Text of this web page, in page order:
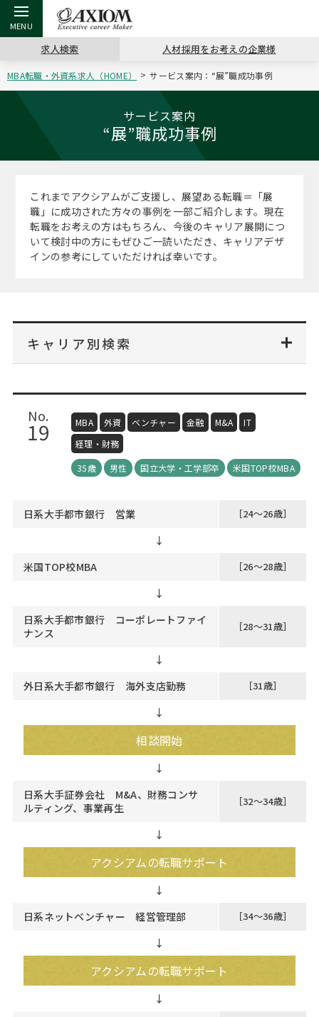
戻る
アクシアムの特長
サービス案内
“展”職
戻る
キャリア支援 TOP
キャリアデザイン講座
（最新求人市場動向）
MBAキ
ステージ別アドバイス
MBAの転職事例
インターン受入企業一覧
年齢と年収の相関図
戻る
転職ツール TOP
英文レジュメの書き方
英文レ
日本語履歴書テンプレート
よくある面接Q&A集
Web面接の準備・注意点
戻る
転職コラム TOP
“展”職相談室
コンサルティングの現場から
転職成功への4つの鍵
注目企業インタビュー
戻る
イベント・セミナー TOP
キャリアデザインセミナー
ジョブフェア
海外セミナー
プロ経営者の特別セミナー
Career Talk Live
MBA NETWORKING
戻る
会社概要 TOP
アクセス
採用情報
ニュースリリース
求人検索 人材採用をお考えの企業様
MBA転職・外資系求人（HOME） サービス案内：“展”職成功事例
サービス案内
“展”職成功事例
これまでアクシアムがご支援し、展望ある転職＝「展
職」に成功された方々の事例を一部ご紹介します。現在
転職をお考えの方はもちろん、今後のキャリア展開につ
いて検討中の方にもぜひご一読いただき、キャリアデザ
インの参考にしていただければ幸いです。
キャリア別検索
No.
19 MBA 外資 ベンチャー 金融 M&A
IT
経理・財務
35歳
男性 国立大学・工学部卒 米国TOP校MBA
日系大手都市銀行 営業 ［24～26歳］
↓
米国TOP校MBA
［26～28歳］
↓
日系大手都市銀行 コーポレートファイ
ナンス
［28～31歳］
↓
外日系大手都市銀行 海外支店勤務
［31歳］
↓
相談開始
日系大手証券会社 M&A、財務コンサ
ルティング、事業再生
［32～34歳］
↓
アクシアムの転職サポート
日系ネットベンチャー 経営管理部 ［34～36歳］
↓
アクシアムの転職サポート